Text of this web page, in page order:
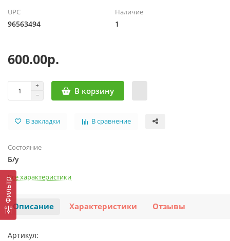
Фильтр
UPC
96563494
Наличие
1
600.00р.
В корзину
В закладки В сравнение
Состояние
Б/у
Все характеристики
Описание Характеристики Отзывы
Артикул: